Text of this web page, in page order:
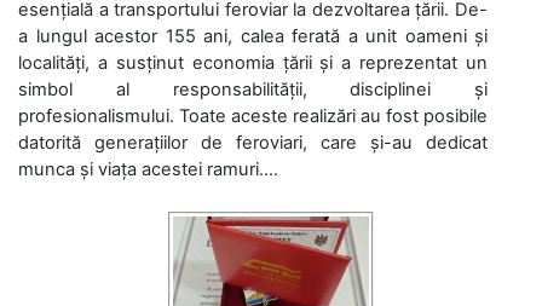
esențială a transportului feroviar la dezvoltarea țării. De-
a lungul acestor 155 ani, calea ferată a unit oameni și
localități, a susținut economia țării și a reprezentat un
simbol al responsabilității, disciplinei și
profesionalismului. Toate aceste realizări au fost posibile
datorită generațiilor de feroviari, care și-au dedicat
munca și viața acestei ramuri....